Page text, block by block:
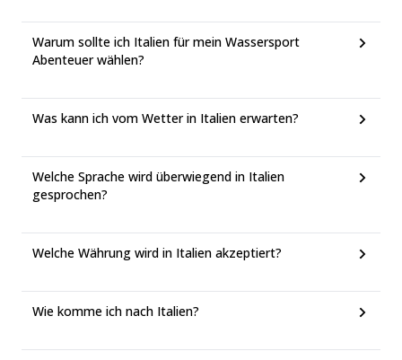
Warum sollte ich Italien für mein Wassersport
Abenteuer wählen?
Was kann ich vom Wetter in Italien erwarten?
Welche Sprache wird überwiegend in Italien
gesprochen?
Welche Währung wird in Italien akzeptiert?
Wie komme ich nach Italien?